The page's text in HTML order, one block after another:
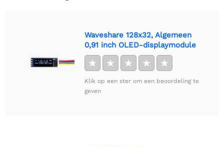
Waveshare 128x32, Algemeen
0,91 inch OLED-displaymodule
★ ★ ★ ★ ★
Klik op een ster om een beoordeling te
geven